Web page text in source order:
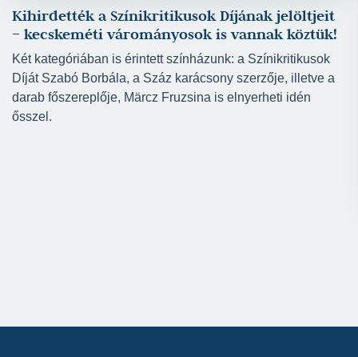
Kihirdették a Színikritikusok Díjának jelöltjeit
– kecskeméti várományosok is vannak köztük!
Két kategóriában is érintett színházunk: a Színikritikusok
Díját Szabó Borbála, a Száz karácsony szerzője, illetve a
darab főszereplője, Märcz Fruzsina is elnyerheti idén
ősszel.